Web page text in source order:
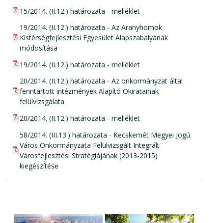
pdf csatolmány:
15/2014. (II.12.) határozata - melléklet
pdf csatolmány:
19/2014. (II.12.) határozata - Az Aranyhomok
Kistérségfejlesztési Egyesület Alapszabályának
módosítása
pdf csatolmány:
19/2014. (II.12.) határozata - melléklet
pdf csatolmány:
20/2014. (II.12.) határozata - Az önkormányzat által
fenntartott intézmények Alapító Okiratainak
felülvizsgálata
pdf csatolmány:
20/2014. (II.12.) határozata - melléklet
pdf csatolmány:
58/2014. (III.13.) határozata - Kecskemét Megyei Jogú
Város Önkormányzata Felülvizsgált Integrált
Városfejlesztési Stratégiájának (2013-2015)
kiegészítése